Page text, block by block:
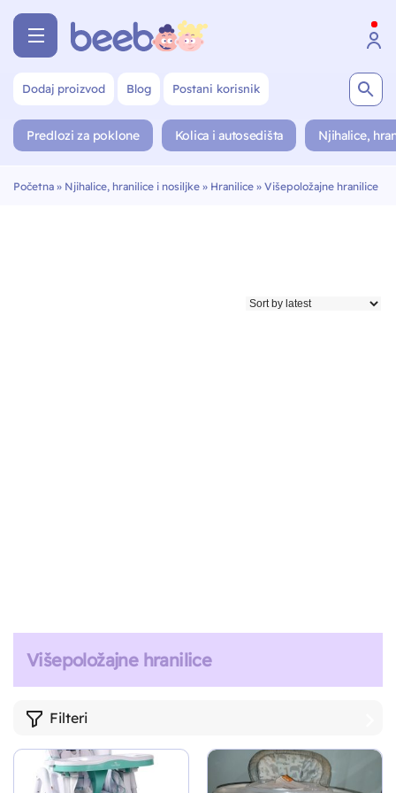
Dodaj proizvod Blog Postani korisnik
Predlozi za poklone Kolica i autosedišta Njihalice,
Početna » Njihalice, hranilice i nosiljke » Hranilice » Višepoložajne hranilice
Višepoložajne hranilice
Filteri